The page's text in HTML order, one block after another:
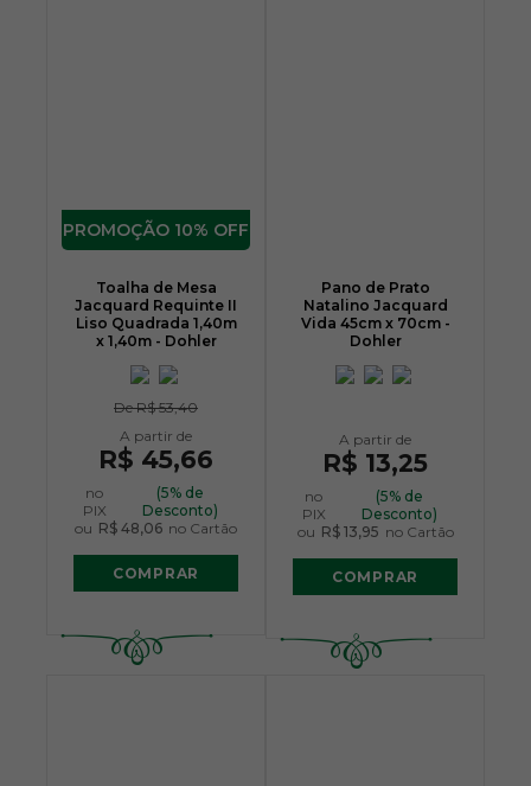
10% OFF
Toalha de Mesa
Jacquard Requinte II
Liso Quadrada 1,40m
x 1,40m - Dohler
DeR$ 53,40
R$ 45,66
no
PIX
(5% de
Desconto)
ou R$ 48,06 no Cartão
COMPRAR
Pano de Prato
Natalino Jacquard
Vida 45cm x 70cm -
Dohler
R$ 13,25
no
PIX
(5% de
Desconto)
ou R$ 13,95 no Cartão
COMPRAR